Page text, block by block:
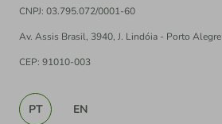
CNPJ: 03.795.072/0001-60
Av. Assis Brasil, 3940, J. Lindóia - Porto Alegre
CEP: 91010-003
PT EN